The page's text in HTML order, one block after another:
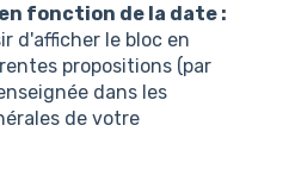
fonction de la date :
d'afficher le bloc en
propositions (par
dans les
de votre